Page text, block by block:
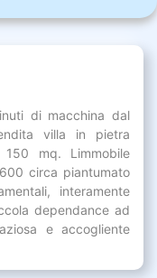
di macchina dal
villa in pietra
mq. Limmobile
circa piantumato
interamente
dependance ad
e accogliente